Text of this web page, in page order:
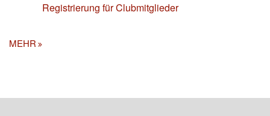
Registrierung für Clubmitglieder
MEHR